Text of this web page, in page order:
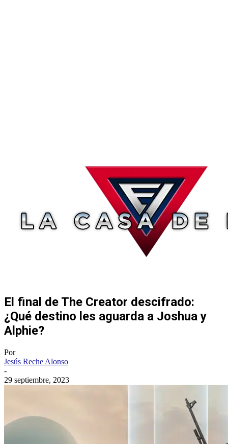
El final de The Creator descifrado:
¿Qué destino les aguarda a Joshua y
Alphie?
Por
Jesús Reche Alonso
-
29 septiembre, 2023